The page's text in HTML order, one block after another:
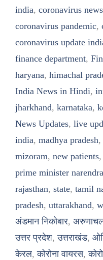
india, coronavirus news
coronavirus pandemic,
coronavirus update
finance department,
haryana, himachal
India News in Hindi,
jharkhand, karnataka,
News Updates, live
india, madhya pradesh,
mizoram, new patients,
prime minister
rajasthan, state, tamil
pradesh, uttarakhand,
अंडमान निकोबार,
उत्तर प्रदेश,उत्तराखंड,
केरल,कोरोना वायरस,